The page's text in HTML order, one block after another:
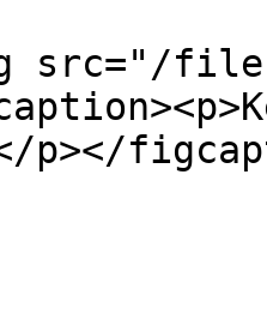
src="/files/